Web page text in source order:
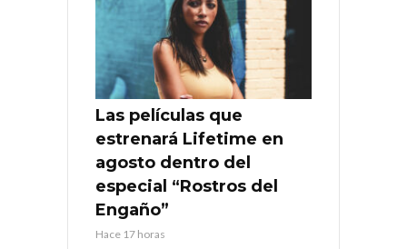
Las películas que
estrenará Lifetime en
agosto dentro del
especial “Rostros del
Engaño”
Hace 17 horas